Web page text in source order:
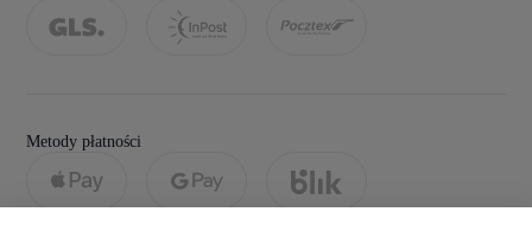
Metody płatności